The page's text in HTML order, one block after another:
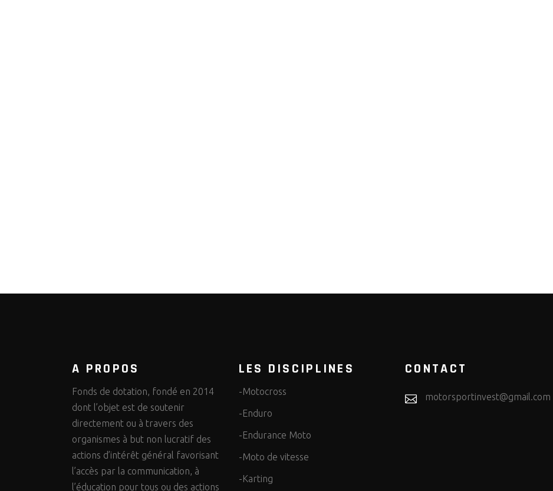
A PROPOS
Fonds de dotation, fondé en 2014
dont l’objet est de soutenir
directement ou à travers des
organismes à but non lucratif des
actions d’intérêt général favorisant
l’accès par la communication, à
l’éducation pour tous ou des actions
LES DISCIPLINES
-Motocross
-Enduro
-Endurance Moto
-Moto de vitesse
-Karting
CONTACT
motorsportinvest@gmail.com